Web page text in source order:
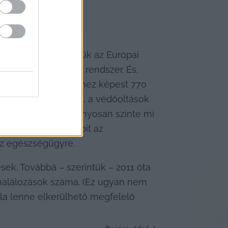
Szerintük az Európai
jó a védőoltási rendszer. És,
is, hogy 2010-hez képest 770
szűrővizsgálatok, a védőoltások
hogy GDP arányosan szinte mi
százalék. A többit az
egészségügyre.
Továbbá – szerintük – 2011 óta
száma. (Ez ugyan nem
lenne elkerülhető megfelelő